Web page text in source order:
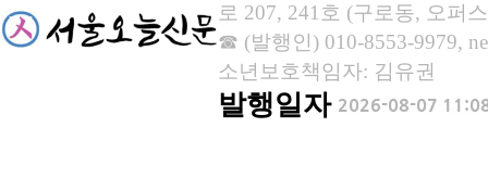
로 207, 241호 (구로동, 오퍼
☎ (발행인) 010-8553-9979,
소년보호책임자: 김유권
발행일자